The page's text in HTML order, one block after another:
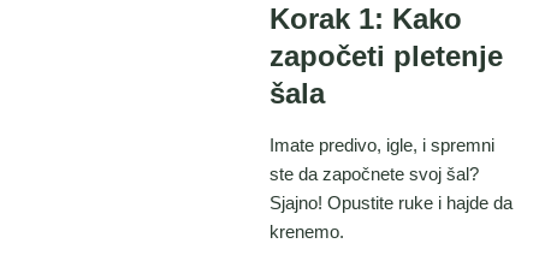
Korak 1: Kako
započeti pletenje
šala
Imate predivo, igle, i spremni
ste da započnete svoj šal?
Sjajno! Opustite ruke i hajde da
krenemo.